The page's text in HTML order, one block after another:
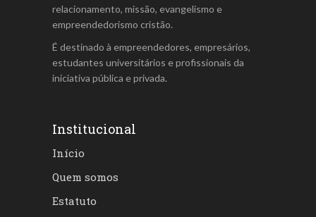
relacionamento, missão, evangelismo e
empreendedorismo cristão.
É destinado à empreendedores, empresários,
estudantes universitários e profissionais da
iniciativa pública e privada.
Institucional
Início
Quem somos
Estatuto